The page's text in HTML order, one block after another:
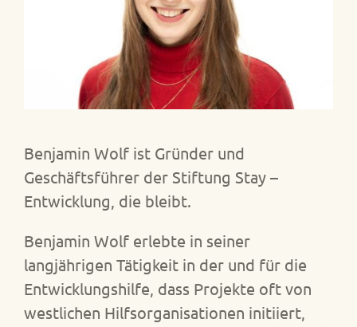
Benjamin Wolf ist Gründer und
Geschäftsführer der Stiftung Stay –
Entwicklung, die bleibt.
Benjamin Wolf erlebte in seiner
langjährigen Tätigkeit in der und für die
Entwicklungshilfe, dass Projekte oft von
westlichen Hilfsorganisationen initiiert,